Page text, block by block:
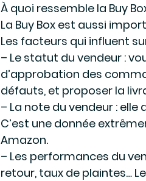
À quoi ressemble la Buy
La Buy Box est aussi
Les facteurs qui influent
– Le statut du vendeur :
d’approbation des
défauts, et proposer la
– La note du vendeur :
C’est une donnée
Amazon.
– Les performances du
retour, taux de plaintes…